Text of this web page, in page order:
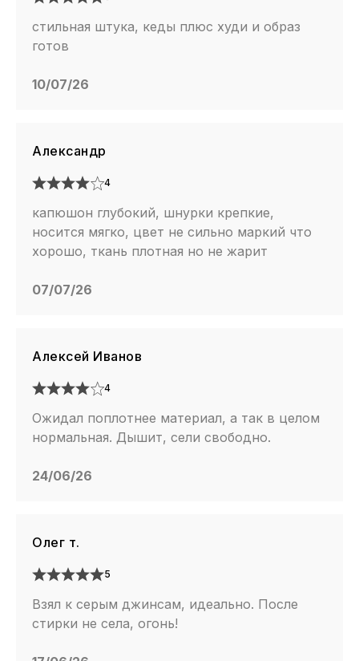
стильная штука, кеды плюс худи и образ
готов
10/07/26
Александр
4
капюшон глубокий, шнурки крепкие,
носится мягко, цвет не сильно маркий что
хорошо, ткань плотная но не жарит
07/07/26
Алексей Иванов
4
Ожидал поплотнее материал, а так в целом
нормальная. Дышит, сели свободно.
24/06/26
Олег т.
5
Взял к серым джинсам, идеально. После
стирки не села, огонь!